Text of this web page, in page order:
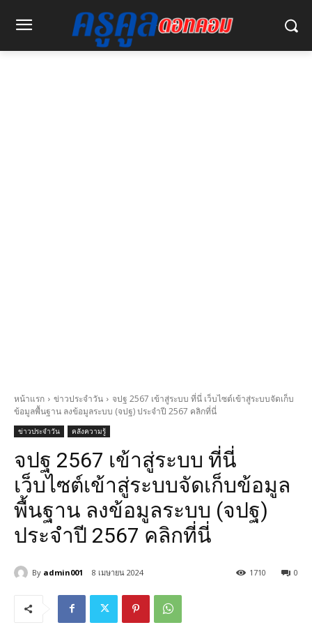
หน้าแรก ข่าวประจำวัน
จปฐ 2567 เข้าสู่ระบบ ที่นี่ เว็บไซต์เข้าสู่ระบบจัดเก็บ
ข้อมูลพื้นฐาน ลงข้อมูลระบบ (จปฐ) ประจำปี 2567 คลิกที่นี่
ข่าวประจำวัน คลังความรู้
จปฐ 2567 เข้าสู่ระบบ ที่นี่
เว็บไซต์เข้าสู่ระบบจัดเก็บข้อมูล
พื้นฐาน ลงข้อมูลระบบ (จปฐ)
ประจำปี 2567 คลิกที่นี่
By admin001 8 เมษายน 2024 0
1710